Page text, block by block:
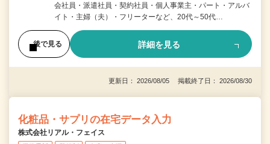
会社員・派遣社員・契約社員・個人事業主・パート・アルバ
イト・主婦（夫）・フリーターなど、20代～50代…
後で見る 詳細を見る
更新日： 2026/08/05 掲載終了日： 2026/08/30
化粧品・サプリの在宅データ入力
株式会社リアル・フェイス